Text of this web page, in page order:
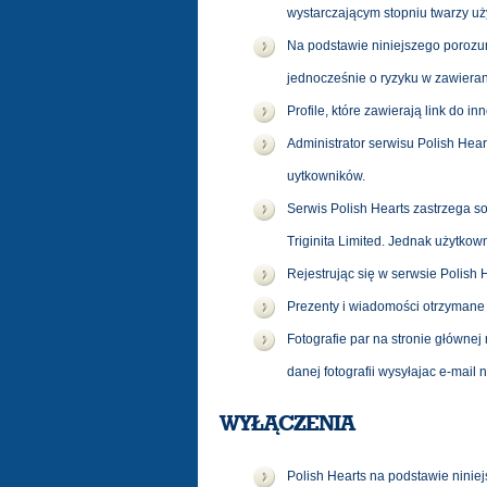
wystarczającym stopniu twarzy
Na podstawie niniejszego
jednocześnie o ryzyku w
Profile, które zawierają link do
Administrator serwisu Polish
uytkowników.
Serwis Polish Hearts zastrzega
Triginita Limited. Jednak
Rejestrując się w serwsie Polish
Prezenty i wiadomości
Fotografie par na stronie
danej fotografii wysyłajac e-mail
WYŁĄCZENIA
Polish Hearts na podstawie